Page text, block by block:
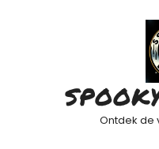
Ontdek de